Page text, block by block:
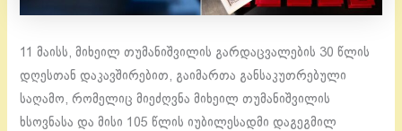
11 მაისს, მიხეილ თუმანიშვილის გარდაცვალების 30 წლის
დღესთან დაკავშირებით, გაიმართა განსაკუთრებული
საღამო, რომელიც მიეძღვნა მიხეილ თუმანიშვილის
ხსოვნასა და მისი 105 წლის იუბილესადმი დაგეგმილ